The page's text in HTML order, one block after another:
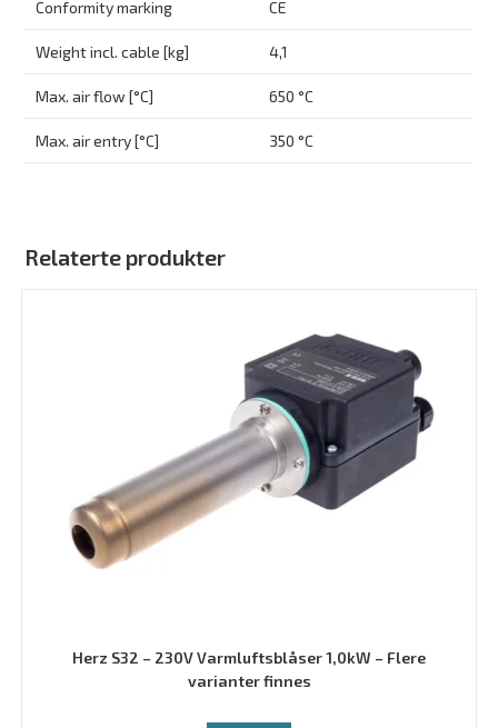
Conformity marking CE
Weight incl. cable [kg] 4,1
Max. air flow [°C] 650 °C
Max. air entry [°C] 350 °C
Relaterte produkter
Herz S32 – 230V Varmluftsblåser 1,0kW – Flere
varianter finnes